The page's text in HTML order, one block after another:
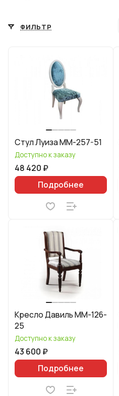
ФИЛЬТР
Стул Луиза ММ-257-51
Доступно к заказу
48 420 ₽
Подробнее
Кресло Давиль ММ-126-
25
Доступно к заказу
43 600 ₽
Подробнее